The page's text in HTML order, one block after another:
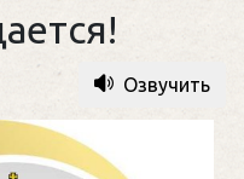
Озвучить